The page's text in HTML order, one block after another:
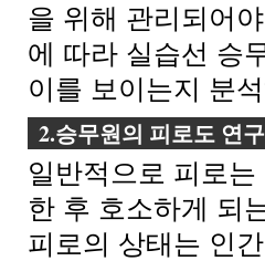
을 위해 관리되어
에 따라 실습선 승
이를 보이는지 분
2.승무원의 피로도 연
일반적으로 피로
한 후 호소하게 되
피로의 상태는 인